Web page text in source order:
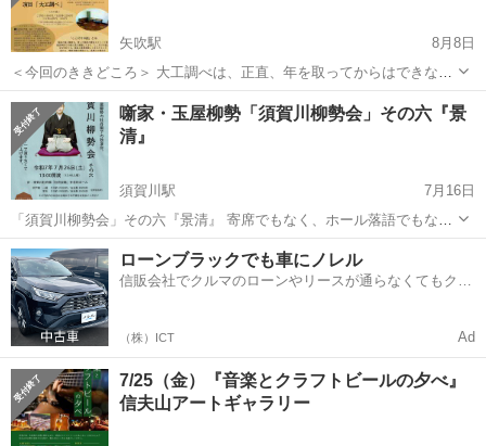
矢吹駅
8月8日
＜今回のききどころ＞ 大工調べは、正直、年を取ってからはできない
と思ってますんで、今、聞けるうちに聞いてほしいネタ。 それくら
い、体力も神経も消耗するネタ。特に、自分の勉強会以外で通常サゲ
まで掛ける師匠は、今のところ、５...
福島 西白河郡 矢吹駅 コンサート/ショー
噺家・玉屋柳勢「須賀川柳勢会」その六『景
清』
須賀川駅
7月16日
「須賀川柳勢会」その六『景清』 寄席でもなく、ホール落語でもな
く、地域寄席でもない、噺家自らが主催し運営する勉強会、『柳勢
会』。 ７月は、『景清』です。このサゲで演リたくて習いました。 と
っておきのサゲ。皆さまお時...
福島 須賀川市 須賀川駅 コンサート/ショー
ローンブラックでも車にノレル
信販会社でクルマのローンやリースが通らなくてもクル
（株）ICT Ad
7/25（金）『音楽とクラフトビールの夕べ』
信夫山アートギャラリー